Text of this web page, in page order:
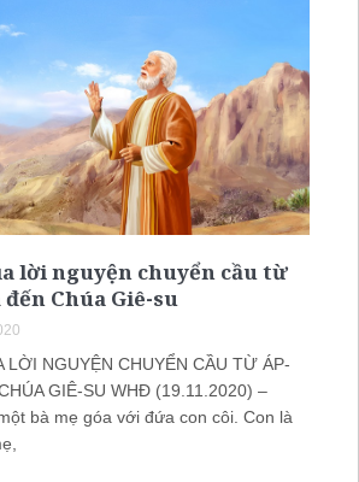
lời nguyện chuyển cầu từ
Chúa Giê-su
LỜI NGUYỆN CHUYỂN CẦU TỪ ÁP-
GIÊ-SU WHĐ (19.11.2020) –
bà mẹ góa với đứa con côi. Con là